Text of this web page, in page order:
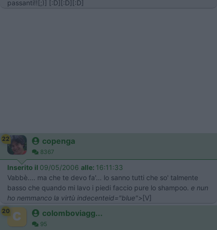
passanti!![;)] [:D][:D][:D]
22 copenga
8367
Inserito il 09/05/2006 alle: 16:11:33
Vabbè.... ma che te devo fa'... lo sanno tutti che so' talmente
basso che quando mi lavo i piedi faccio pure lo shampoo. e nun
ho nemmanco la virtù indecenteid="blue"> [V]
20 colomboviagg...
95